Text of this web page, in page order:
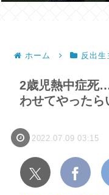
ホーム 反出生
2歳児熱中症死
わせてやったら
2022.07.09 03:15